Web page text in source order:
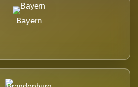
Bayern